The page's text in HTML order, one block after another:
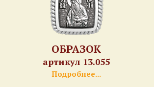
ОБРАЗОК
артикул 13.055
Подробнее...